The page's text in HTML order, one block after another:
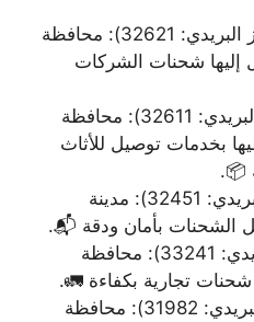
(الرمز البريدي: 32621): محافظة
إليها شحنات الشركات
(الرمز البريدي: 32611): محافظة
بخدمات توصيل للأثاث
📦.
(الرمز البريدي: 32451): مدينة
الشحنات بأمان ودقة 📬.
(الرمز البريدي: 33241): محافظة
شحنات تجارية بكفاءة 🚛.
(الرمز البريدي: 31982): محافظة